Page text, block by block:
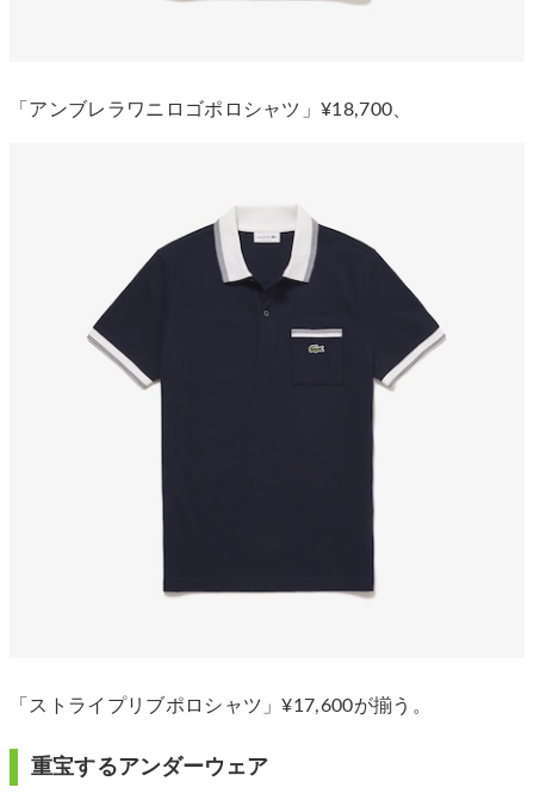
「アンブレラワニロゴポロシャツ」¥18,700、
「ストライプリブポロシャツ」¥17,600が揃う。
重宝するアンダーウェア